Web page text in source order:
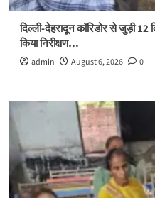
दिल्ली-देहरादून कॉरिडोर से जुड़ी 12
किया निरीक्षण…
admin August 6, 2026 0